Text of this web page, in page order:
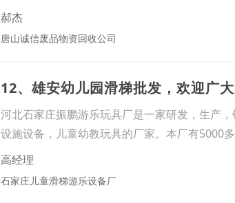
务，
郝杰
唐山诚信废品物资回收公司
12、雄安幼儿园滑梯批发，欢迎广
河北石家庄振鹏游乐玩具厂是一家研发，生产
设施设备，儿童幼教玩具的厂家。本厂有5000
高经理
石家庄儿童滑梯游乐设备厂